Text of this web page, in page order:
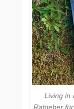
Living in
Ratgeber